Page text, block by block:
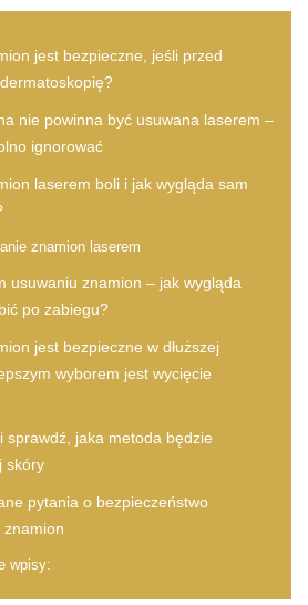
jest bezpieczne, jeśli przed
nie powinna być usuwana laserem –
ignorować
laserem boli i jak wygląda sam
znamion laserem
usuwaniu znamion – jak wygląda
po zabiegu?
jest bezpieczne w dłuższej
wyborem jest wycięcie
sprawdź, jaka metoda będzie
skóry
pytania o bezpieczeństwo
znamion
wpisy: